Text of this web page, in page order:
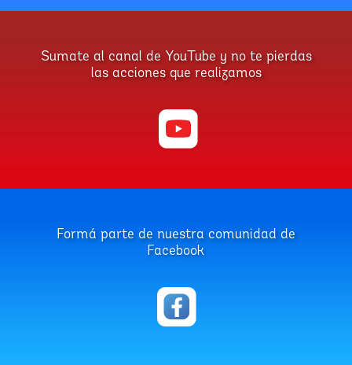
Sumate al canal de YouTube y no te pierdas
las acciones que realizamos
Formá parte de nuestra comunidad de
Facebook